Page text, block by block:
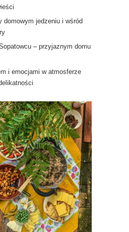
domowym jedzeniu i wśród
– przyjaznym domu
i emocjami w atmosferze